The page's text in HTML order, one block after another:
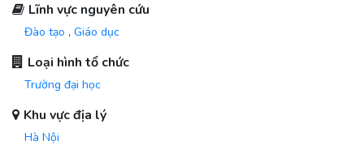
Lĩnh vực nguyên cứu
Đào tạo , Giáo dục
Loại hình tổ chức
Trường đại học
Khu vực địa lý
Hà Nội